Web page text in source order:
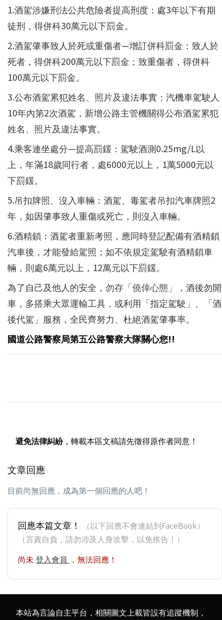
1.酒駕涉嫌刑法公共危險者提高刑度：處3年以下有期
徒刑，得併科30萬元以下罰金。
2.酒駕肇事致人於死或重傷者—增訂併科罰金：致人於
死者，得併科200萬元以下罰金；致重傷者，得併科
100萬元以下罰金。
3.公布酒駕累犯姓名、照片及違法事實：汽機車駕駛人
10年內第2次酒駕，新增公路主管機關得公布酒駕累犯
姓名、照片及違法事實。
4.乘客連坐處分—提高罰鍰：駕駛酒測0.25mg/L以
上，年滿18歲同行者，處6000元以上，1萬5000元以
下罰鍰。
5.吊扣牌照、沒入車輛：酒駕、毒駕者吊扣汽車牌照2
年，如因肇事致人重傷或死亡，則沒入車輛。
6.酒精鎖：酒駕者重新考照，應同時登記配備有酒精鎖
汽車後，才能發給駕照；如不依規定駕駛有酒精鎖車
輛，則處6萬元以上，12萬元以下罰鍰。
為了自己及他人的安全， 勿存「僥倖心態」， 酒後勿開
車，多搭乘大眾運輸工具，或利用「指定駕駛」、「酒
後代駕」服務，全民齊努力、杜絕酒駕肇事率。
國道公路警察局第五公路警察大隊關心您!!
避免法律糾紛，轉載本區文稿請先徵得原作者同意！
文章回應
目前尚無回應，成為第一個回應的人吧！
回應本篇文章！
（以下回應不會連結到FaceBook）
（言責自負，請勿涉及人身攻擊，以免挨告！）
尚未 登入會員 ，無法回應！
本站為言論自主平台，相關圖文上載皆設有追蹤機制，